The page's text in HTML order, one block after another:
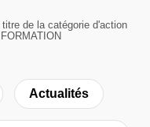
de la catégorie d'action
Actualités